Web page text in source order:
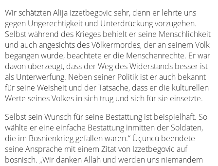
Wir schätzten Alija Izzetbegovic sehr, denn er lehrte uns
gegen Ungerechtigkeit und Unterdrückung vorzugehen.
Selbst während des Krieges behielt er seine Menschlichkeit
und auch angesichts des Völkermordes, der an seinem Volk
begangen wurde, beachtete er die Menschenrechte. Er war
davon überzeugt, dass der Weg des Widerstands besser ist
als Unterwerfung. Neben seiner Politik ist er auch bekannt
für seine Weisheit und der Tatsache, dass er die kulturellen
Werte seines Volkes in sich trug und sich für sie einsetzte.
Selbst sein Wunsch für seine Bestattung ist beispielhaft. So
wählte er eine einfache Bestattung inmitten der Soldaten,
die im Bosnienkrieg gefallen waren.“ Üçüncü beendete
seine Ansprache mit einem Zitat von Izzetbegovic auf
bosnisch. „Wir danken Allah und werden uns niemandem